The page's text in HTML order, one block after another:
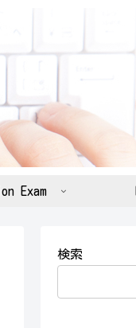
Exam
検索